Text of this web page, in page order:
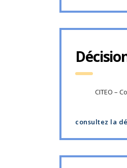
CITEO –
consultez la